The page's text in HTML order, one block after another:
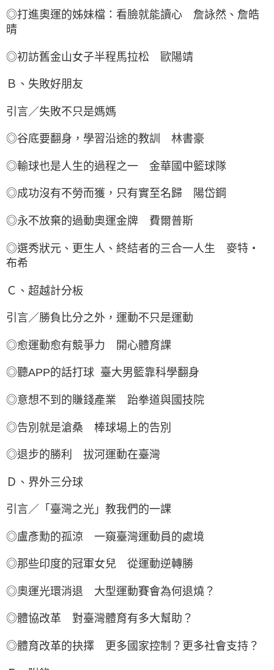
◎打進奧運的姊妹檔：看臉就能讀心 詹詠然、詹皓
晴
◎初訪舊金山女子半程馬拉松 歐陽靖
Ｂ、失敗好朋友
引言／失敗不只是媽媽
◎谷底要翻身，學習沿途的教訓 林書豪
◎輸球也是人生的過程之一 金華國中籃球隊
◎成功沒有不勞而獲，只有實至名歸 陽岱鋼
◎永不放棄的過動奧運金牌 費爾普斯
◎選秀狀元、更生人、終結者的三合一人生 麥特‧
布希
Ｃ、超越計分板
引言／勝負比分之外，運動不只是運動
◎愈運動愈有競爭力 開心體育課
◎聽APP的話打球 臺大男籃靠科學翻身
◎意想不到的賺錢產業 跆拳道與國技院
◎告別就是滄桑 棒球場上的告別
◎退步的勝利 拔河運動在臺灣
Ｄ、界外三分球
引言／「臺灣之光」教我們的一課
◎盧彥勳的孤涼 一窺臺灣運動員的處境
◎那些印度的冠軍女兒 從運動逆轉勝
◎奧運光環消退 大型運動賽會為何退燒？
◎體協改革 對臺灣體育有多大幫助？
◎體育改革的抉擇 更多國家控制？更多社會支持？